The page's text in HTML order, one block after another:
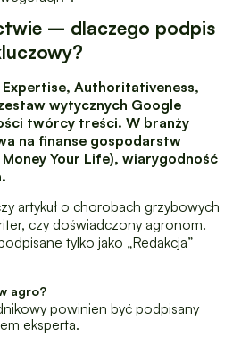
– dlaczego podpis
Expertise, Authoritativeness,
wytycznych Google
twórcy treści. W branży
na finanse gospodarstw
Your Life), wiarygodność
artykuł o chorobach grzybowych
czy doświadczony agronom.
tylko jako „Redakcja”
agro?
powinien być podpisany
eksperta.